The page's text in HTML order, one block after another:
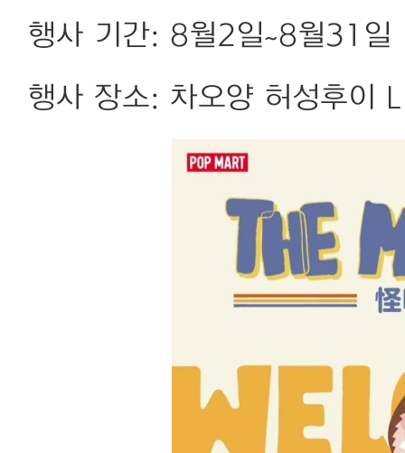
행사 기간: 8월2일~8월31일
행사 장소: 차오양 허성후이